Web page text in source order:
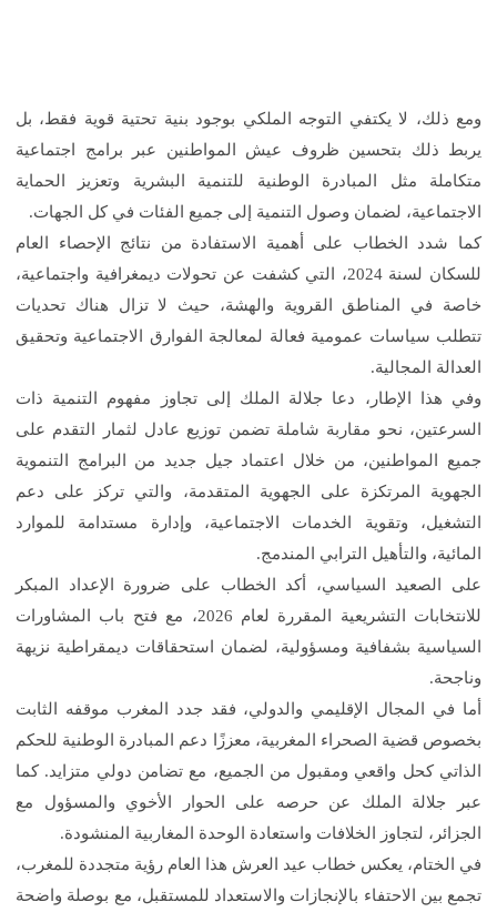
ومع ذلك، لا يكتفي التوجه الملكي بوجود بنية تحتية قوية فقط، بل
يربط ذلك بتحسين ظروف عيش المواطنين عبر برامج اجتماعية
متكاملة مثل المبادرة الوطنية للتنمية البشرية وتعزيز الحماية
الاجتماعية، لضمان وصول التنمية إلى جميع الفئات في كل الجهات.
كما شدد الخطاب على أهمية الاستفادة من نتائج الإحصاء العام
للسكان لسنة 2024، التي كشفت عن تحولات ديمغرافية واجتماعية،
خاصة في المناطق القروية والهشة، حيث لا تزال هناك تحديات
تتطلب سياسات عمومية فعالة لمعالجة الفوارق الاجتماعية وتحقيق
العدالة المجالية.
وفي هذا الإطار، دعا جلالة الملك إلى تجاوز مفهوم التنمية ذات
السرعتين، نحو مقاربة شاملة تضمن توزيع عادل لثمار التقدم على
جميع المواطنين، من خلال اعتماد جيل جديد من البرامج التنموية
الجهوية المرتكزة على الجهوية المتقدمة، والتي تركز على دعم
التشغيل، وتقوية الخدمات الاجتماعية، وإدارة مستدامة للموارد
المائية، والتأهيل الترابي المندمج.
على الصعيد السياسي، أكد الخطاب على ضرورة الإعداد المبكر
للانتخابات التشريعية المقررة لعام 2026، مع فتح باب المشاورات
السياسية بشفافية ومسؤولية، لضمان استحقاقات ديمقراطية نزيهة
وناجحة.
أما في المجال الإقليمي والدولي، فقد جدد المغرب موقفه الثابت
بخصوص قضية الصحراء المغربية، معززًا دعم المبادرة الوطنية للحكم
الذاتي كحل واقعي ومقبول من الجميع، مع تضامن دولي متزايد. كما
عبر جلالة الملك عن حرصه على الحوار الأخوي والمسؤول مع
الجزائر، لتجاوز الخلافات واستعادة الوحدة المغاربية المنشودة.
في الختام، يعكس خطاب عيد العرش هذا العام رؤية متجددة للمغرب،
تجمع بين الاحتفاء بالإنجازات والاستعداد للمستقبل، مع بوصلة واضحة